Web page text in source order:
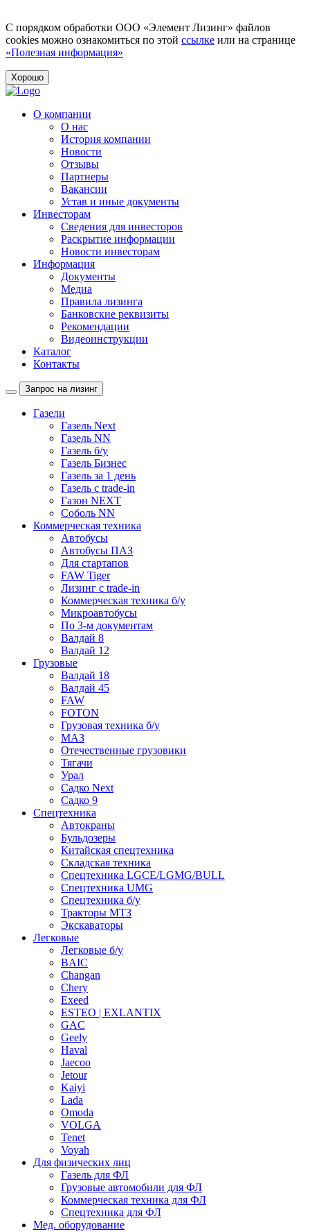
С порядком обработки ООО «Элемент Лизинг» файлов
cookies можно ознакомиться по этой ссылке или на странице
«Полезная информация»
Хорошо
О компании
О нас
История компании
Новости
Отзывы
Партнеры
Вакансии
Устав и иные документы
Инвесторам
Сведения для инвесторов
Раскрытие информации
Новости инвесторам
Информация
Документы
Медиа
Правила лизинга
Банковские реквизиты
Рекомендации
Видеоинструкции
Каталог
Контакты
Запрос на лизинг
Газели
Газель Next
Газель NN
Газель б/у
Газель Бизнес
Газель за 1 день
Газель с trade-in
Газон NEXT
Соболь NN
Коммерческая техника
Автобусы
Автобусы ПАЗ
Для стартапов
FAW Tiger
Лизинг с trade-in
Коммерческая техника б/у
Микроавтобусы
По 3-м документам
Валдай 8
Валдай 12
Грузовые
Валдай 18
Валдай 45
FAW
FOTON
Грузовая техника б/у
МАЗ
Отечественные грузовики
Тягачи
Урал
Садко Next
Садко 9
Спецтехника
Автокраны
Бульдозеры
Китайская спецтехника
Складская техника
Спецтехника LGCE/LGMG/BULL
Спецтехника UMG
Спецтехника б/у
Тракторы МТЗ
Экскаваторы
Легковые
Легковые б/у
BAIC
Changan
Chery
Exeed
ESTEO | EXLANTIX
GAC
Geely
Haval
Jaecoo
Jetour
Kaiyi
Lada
Omoda
VOLGA
Tenet
Voyah
Для физических лиц
Газель для ФЛ
Грузовые автомобили для ФЛ
Коммерческая техника для ФЛ
Спецтехника для ФЛ
Мед. оборудование